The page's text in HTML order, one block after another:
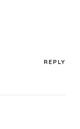
REPLY